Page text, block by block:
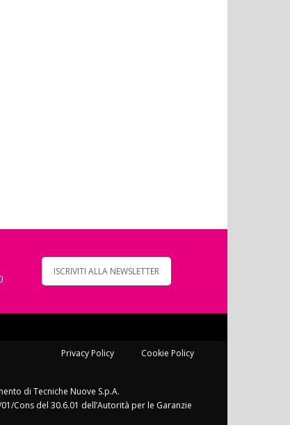
ISCRIVITI ALLA NEWSLETTER
Privacy Policy Cookie Policy
di Tecniche Nuove S.p.A.
Cons del 30.6.01 dell’Autorità per le Garanzie